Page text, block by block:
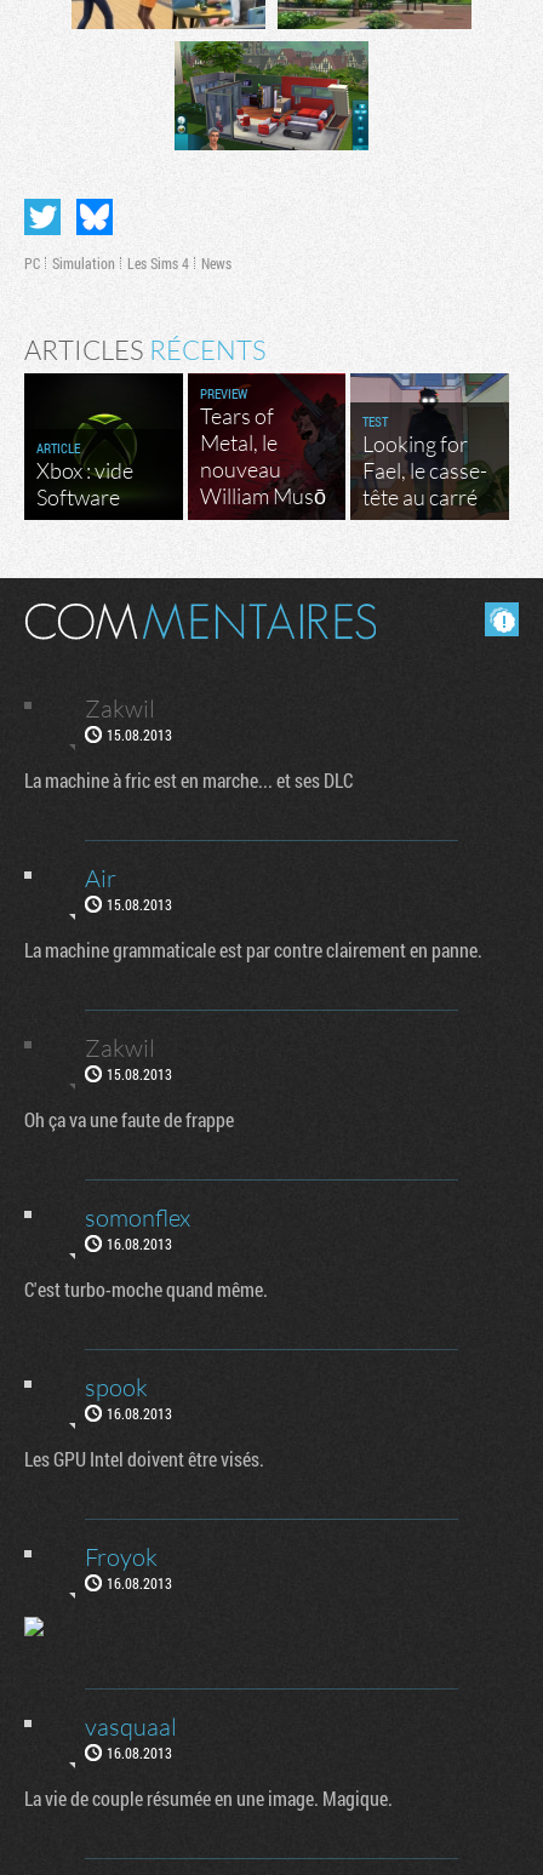
PC Simulation Les Sims 4 News
ARTICLES RÉCENTS
ARTICLE
Xbox : vide
Software
PREVIEW
Tears of
Metal, le
nouveau
William Musō
TEST
Looking for
Fael, le casse-
tête au carré
Masquer les commentaires lus.
Zakwil
15.08.2013
La machine à fric est en marche... et ses DLC
Air
15.08.2013
La machine grammaticale est par contre clairement en panne.
Zakwil
15.08.2013
Oh ça va une faute de frappe
somonflex
16.08.2013
C'est turbo-moche quand même.
spook
16.08.2013
Les GPU Intel doivent être visés.
Froyok
16.08.2013
vasquaal
16.08.2013
La vie de couple résumée en une image. Magique.